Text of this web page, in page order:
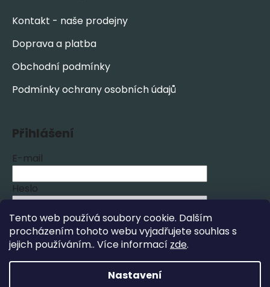
Tento web používá soubory cookie. Dalším
procházením tohoto webu vyjadřujete souhlas s
jejich používáním.. Více informací zde.
Nastavení
Kontakt - naše prodejny
Doprava a platba
Obchodní podmínky
Podmínky ochrany osobních údajů
Přihlášení
E-mail
Heslo
PŘIHLÁSIT SE
Nová registraceZapomenuté heslo